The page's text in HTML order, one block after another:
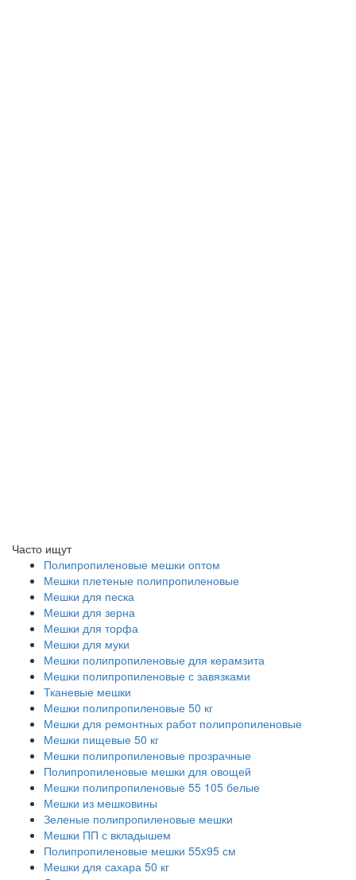
Часто ищут
Полипропиленовые мешки оптом
Мешки плетеные полипропиленовые
Мешки для песка
Мешки для зерна
Мешки для торфа
Мешки для муки
Мешки полипропиленовые для керамзита
Мешки полипропиленовые с завязками
Тканевые мешки
Мешки полипропиленовые 50 кг
Мешки для ремонтных работ полипропиленовые
Мешки пищевые 50 кг
Мешки полипропиленовые прозрачные
Полипропиленовые мешки для овощей
Мешки полипропиленовые 55 105 белые
Мешки из мешковины
Зеленые полипропиленовые мешки
Мешки ПП с вкладышем
Полипропиленовые мешки 55x95 см
Мешки для сахара 50 кг